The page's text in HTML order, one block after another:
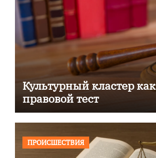
Культурный кластер как
правовой тест
ПРОИСШЕСТВИЯ